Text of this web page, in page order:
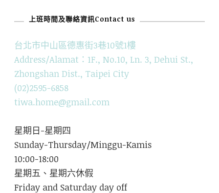
上班時間及聯絡資訊Contact us
台北市中山區德惠街3巷10號1樓
Address/Alamat：1F., No.10, Ln. 3, Dehui St.,
Zhongshan Dist., Taipei City
(02)2595-6858
tiwa.home@gmail.com
星期日-星期四
Sunday-Thursday/Minggu-Kamis
10:00-18:00
星期五、星期六休假
Friday and Saturday day off